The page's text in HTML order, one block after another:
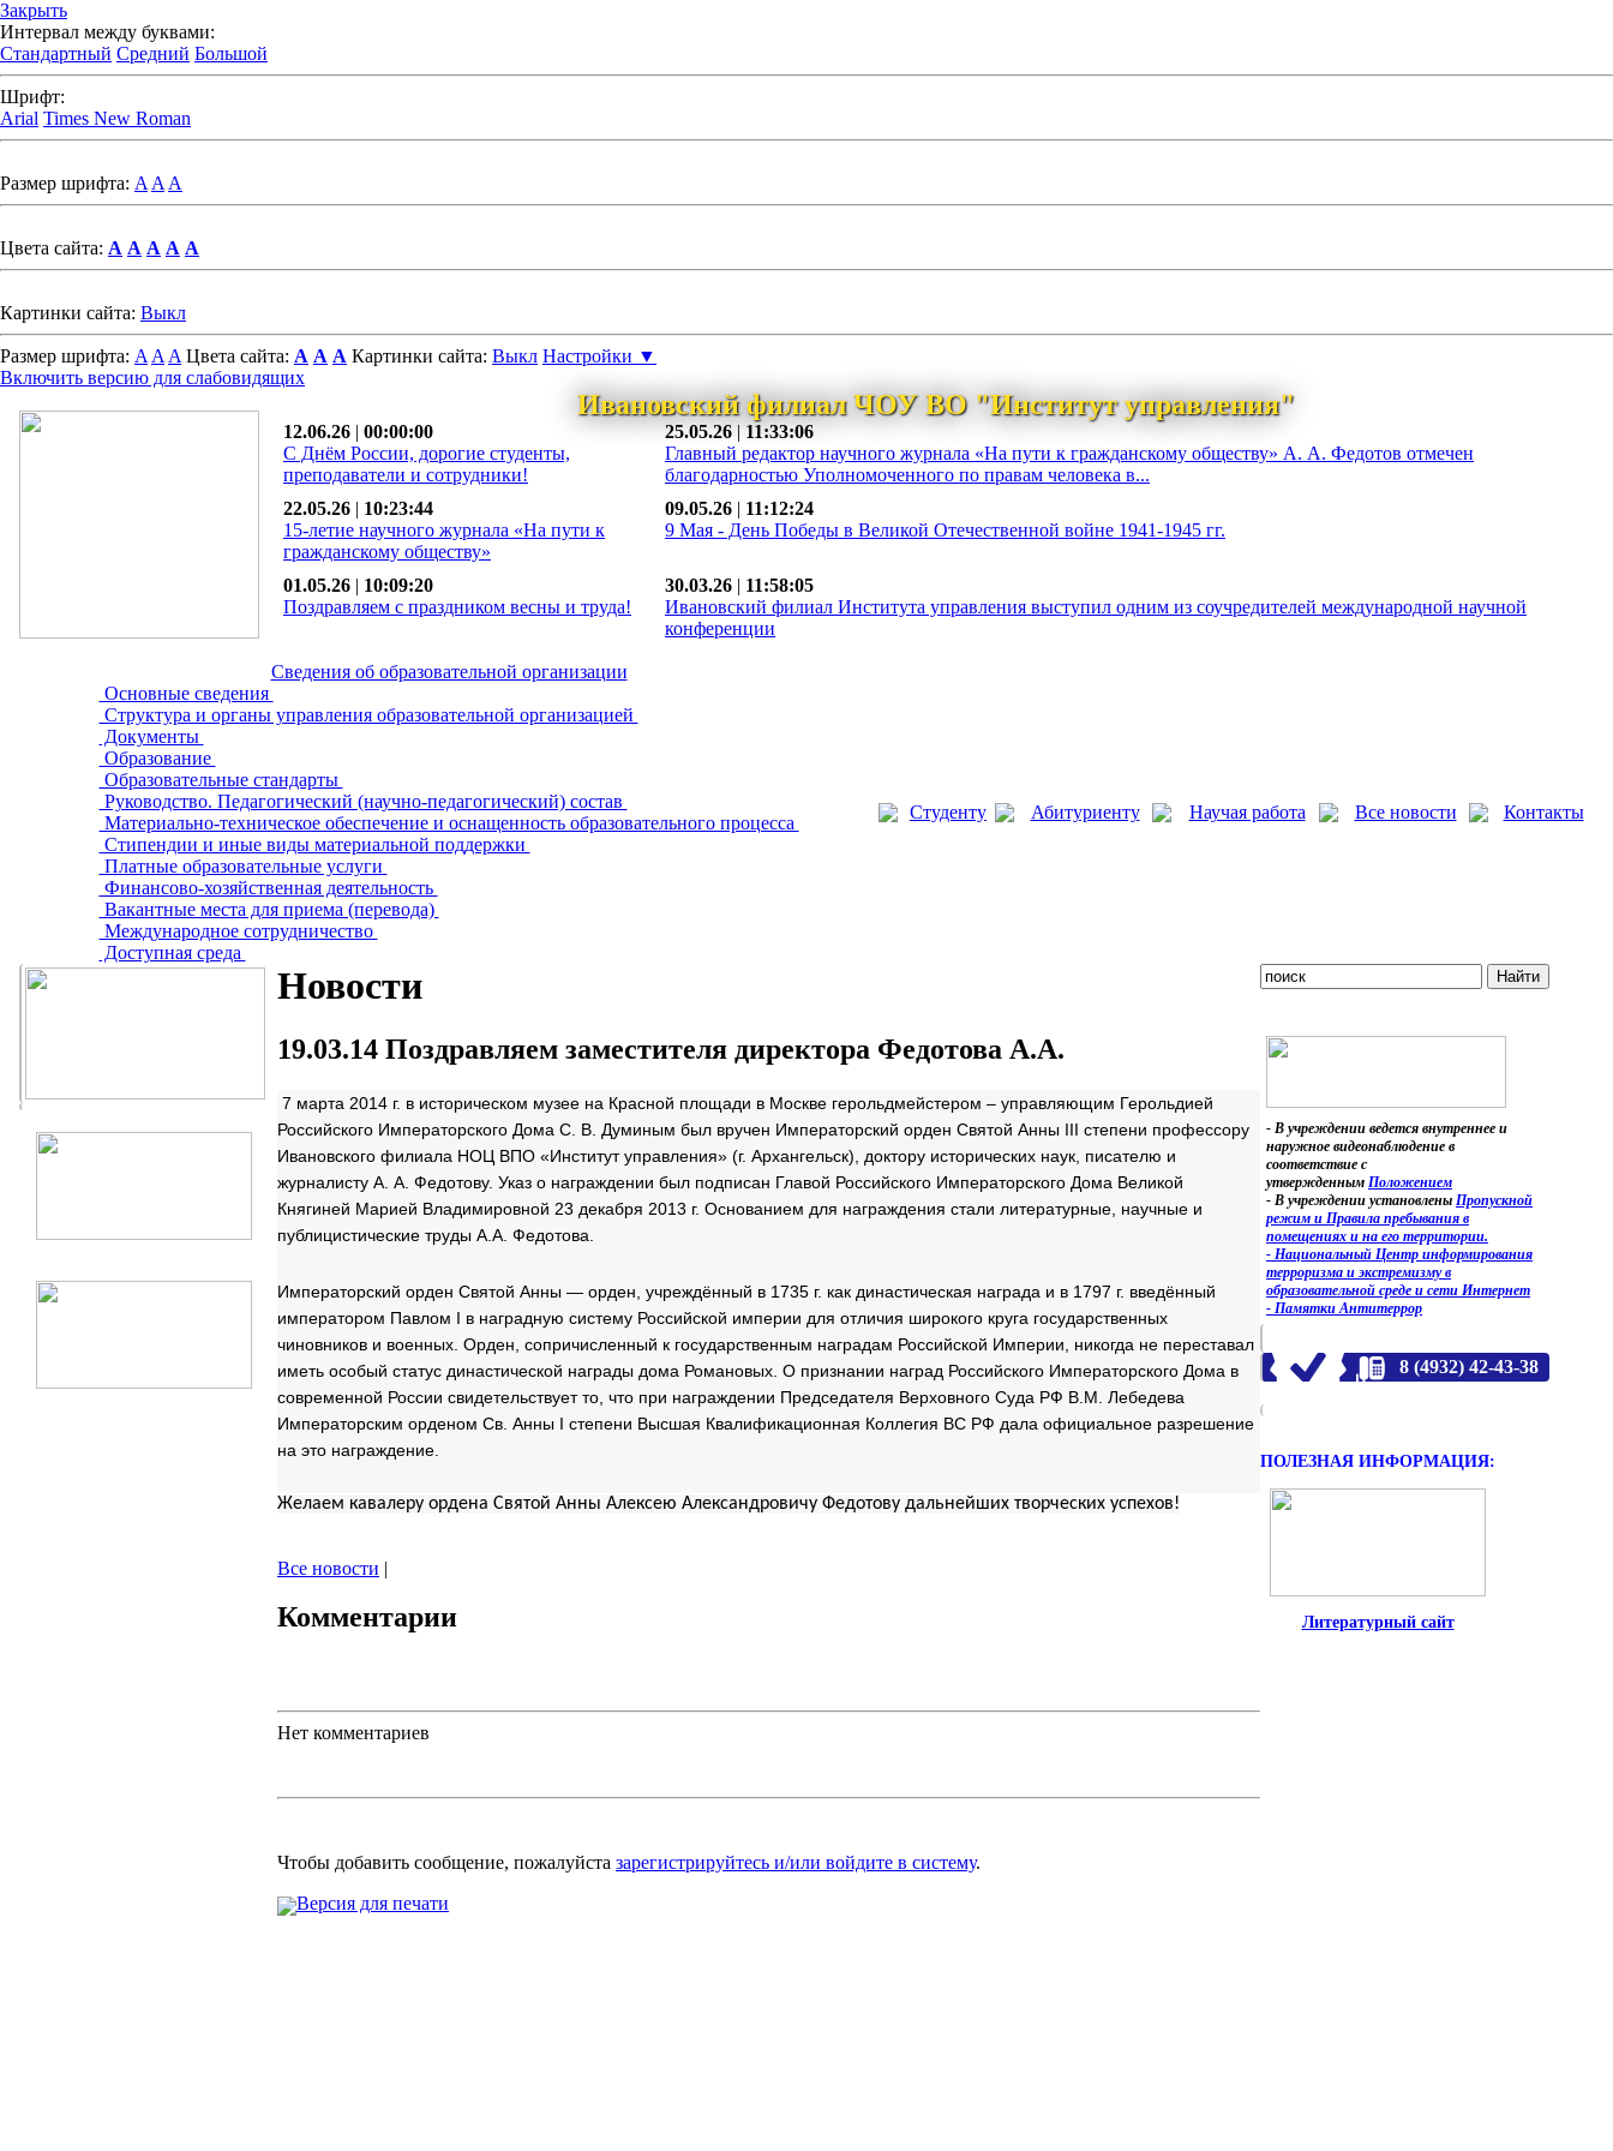
Закрыть
Интервал между буквами:
Стандартный Средний Большой
Шрифт:
Arial Times New Roman
Размер шрифта: A A A
Цвета сайта: A A A A A
Картинки сайта: Выкл
Размер шрифта: A A A Цвета сайта: A A A Картинки сайта: Выкл Настройки ▼
Включить версию для слабовидящих
Ивановский филиал ЧОУ ВО "Институт управления"
12.06.26 | 00:00:00
С Днём России, дорогие студенты,
преподаватели и сотрудники!
25.05.26 | 11:33:06
Главный редактор научного журнала «На пути к гражданскому обществу» А. А. Федотов отмечен
благодарностью Уполномоченного по правам человека в...
22.05.26 | 10:23:44
15-летие научного журнала «На пути к
гражданскому обществу»
09.05.26 | 11:12:24
9 Мая - День Победы в Великой Отечественной войне 1941-1945 гг.
01.05.26 | 10:09:20
Поздравляем с праздником весны и труда!
30.03.26 | 11:58:05
Ивановский филиал Института управления выступил одним из соучредителей международной научной
конференции
Сведения об образовательной организации
Основные сведения
Структура и органы управления образовательной организацией
Документы
Образование
Образовательные стандарты
Руководство. Педагогический (научно-педагогический) состав
Материально-техническое обеспечение и оснащенность образовательного процесса
Стипендии и иные виды материальной поддержки
Платные образовательные услуги
Финансово-хозяйственная деятельность
Вакантные места для приема (перевода)
Международное сотрудничество
Доступная среда
Студенту Абитуриенту Научая работа Все новости Контакты
Новости
19.03.14 Поздравляем заместителя директора Федотова А.А.
7 марта 2014 г. в историческом музее на Красной площади в Москве герольдмейстером – управляющим Герольдией
Российского Императорского Дома С. В. Думиным был вручен Императорский орден Святой Анны ІІІ степени профессору
Ивановского филиала НОЦ ВПО «Институт управления» (г. Архангельск), доктору исторических наук, писателю и
журналисту А. А. Федотову. Указ о награждении был подписан Главой Российского Императорского Дома Великой
Княгиней Марией Владимировной 23 декабря 2013 г. Основанием для награждения стали литературные, научные и
публицистические труды А.А. Федотова.
Императорский орден Святой Анны — орден, учреждённый в 1735 г. как династическая награда и в 1797 г. введённый
императором Павлом І в наградную систему Российской империи для отличия широкого круга государственных
чиновников и военных. Орден, сопричисленный к государственным наградам Российской Империи, никогда не переставал
иметь особый статус династической награды дома Романовых. О признании наград Российского Императорского Дома в
современной России свидетельствует то, что при награждении Председателя Верховного Суда РФ В.М. Лебедева
Императорским орденом Св. Анны І степени Высшая Квалификационная Коллегия ВС РФ дала официальное разрешение
на это награждение.
Желаем кавалеру ордена Святой Анны Алексею Александровичу Федотову дальнейших творческих успехов!
Все новости |
Комментарии
Нет комментариев
Чтобы добавить сообщение, пожалуйста зарегистрируйтесь и/или войдите в систему.
Версия для печати
- В учреждении ведется внутреннее и
наружное видеонаблюдение в
соответствие с
утвержденным Положением
- В учреждении установлены Пропускной
режим и Правила пребывания в
помещениях и на его территории.
- Национальный Центр информирования
терроризма и экстремизму в
образовательной среде и сети Интернет
- Памятки Антитеррор
8 (4932) 42-43-38
ПОЛЕЗНАЯ ИНФОРМАЦИЯ:
Литературный сайт